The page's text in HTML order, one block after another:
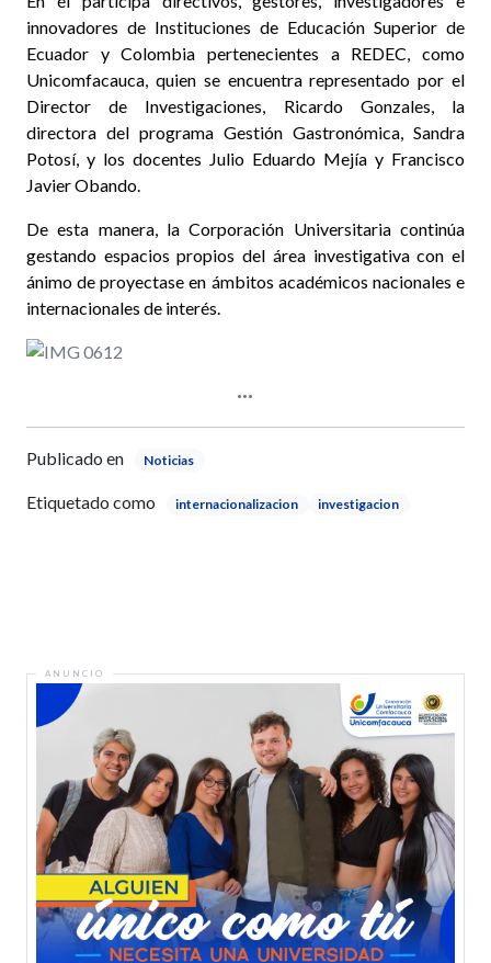
innovadores de Instituciones de Educación Superior de
Ecuador y Colombia pertenecientes a REDEC, como
Unicomfacauca, quien se encuentra representado por el
Director de Investigaciones, Ricardo Gonzales, la
directora del programa Gestión Gastronómica, Sandra
Potosí, y los docentes Julio Eduardo Mejía y Francisco
Javier Obando.
De esta manera, la Corporación Universitaria continúa
gestando espacios propios del área investigativa con el
ánimo de proyectase en ámbitos académicos nacionales e
internacionales de interés.
Publicado en Noticias
Etiquetado como internacionalizacion investigacion